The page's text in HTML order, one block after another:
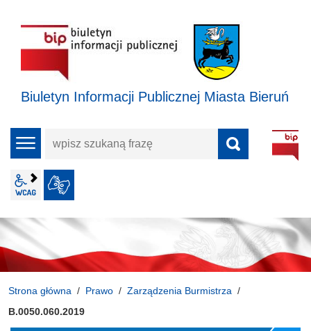
Biuletyn Informacji Publicznej Miasta Bieruń
menu
wpisz
frazę
wcag2.1
Strona główna Prawo
Zarządzenia Burmistrza
B.0050.060.2019